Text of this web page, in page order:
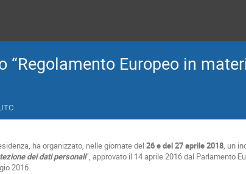
Europeo in
ha organizzato, nelle giornate del26 e del 27 aprile2018, un
dei dati personali”, approvato il 14 aprile 2016 dal Parlamento
2016.